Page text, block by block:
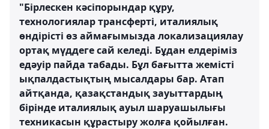
"Бiрлескен кәсiпорындар құру,
технологиялар трансфертi, италиялық
өндiрiстi өз аймағымызда локализациялау
ортақ мүддеге сай келеді. Бұдан елдеріміз
едәуiр пайда табады. Бұл бағытта жемісті
ықпалдастықтың мысалдары бар. Атап
айтқанда, қазақстандық зауыттардың
бірінде италиялық ауыл шаруашылығы
техникасын құрастыру жолға қойылған.